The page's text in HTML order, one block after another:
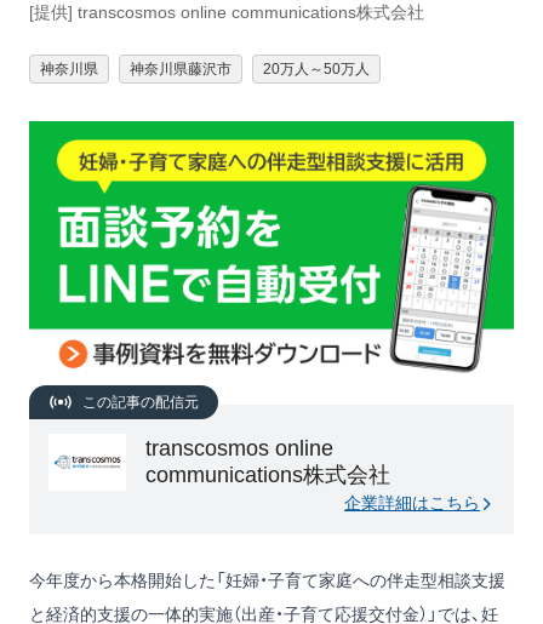
[提供] transcosmos online communications株式会社
神奈川県 神奈川県藤沢市 20万人～50万人
この記事の配信元
transcosmos online
communications株式会社
企業詳細はこちら
今年度から本格開始した「妊婦・子育て家庭への伴走型相談支援
と経済的支援の一体的実施（出産・子育て応援交付金）」では、妊